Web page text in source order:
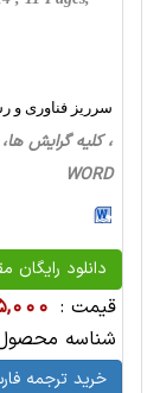
سرریز فناوری و
WORD
دانلود رایگان
قیمت :
شناسه
خرید ترجمه